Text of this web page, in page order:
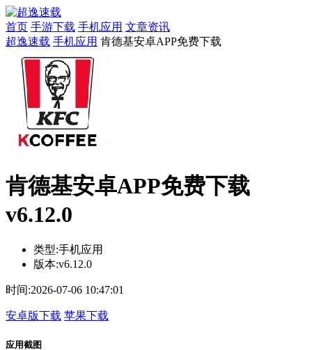
首页 手游下载 手机应用 文章资讯
超逸速载 手机应用 肯德基安卓APP免费下载
肯德基安卓APP免费下载
v6.12.0
类型:手机应用
版本:v6.12.0
时间:2026-07-06 10:47:01
安卓版下载 苹果下载
应用截图